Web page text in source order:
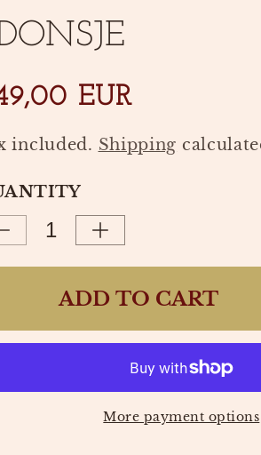
DONSJE
EUR
included. Shipping
Decrease
BRITTA
WINTER
|
Increase
BRITTA
WINTER
PURSE
|
DONSJE
ADD TO CART
More payment options